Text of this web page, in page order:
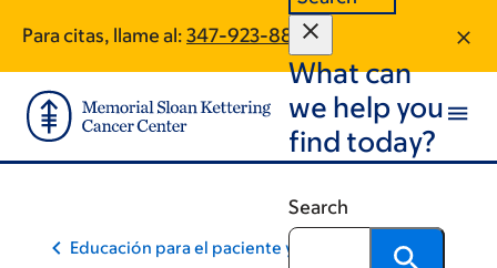
main
content
footer
Para citas, llame al: 347-923-8845
What can
we help you
find today?
Search
Educación para el paciente y la comunidad